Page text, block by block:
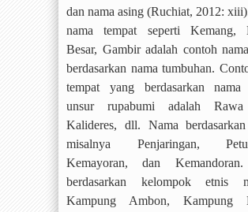
dan nama asing (Ruchiat, 2012:
nama tempat seperti Kemang,
Besar, Gambir adalah contoh
berdasarkan nama tumbuhan.
tempat yang berdasarkan nama
unsur rupabumi adalah
Kalideres, dll. Nama
misalnya Penjaringan,
Kemayoran, dan
berdasarkan kelompok etnis
Kampung Ambon, Kampung